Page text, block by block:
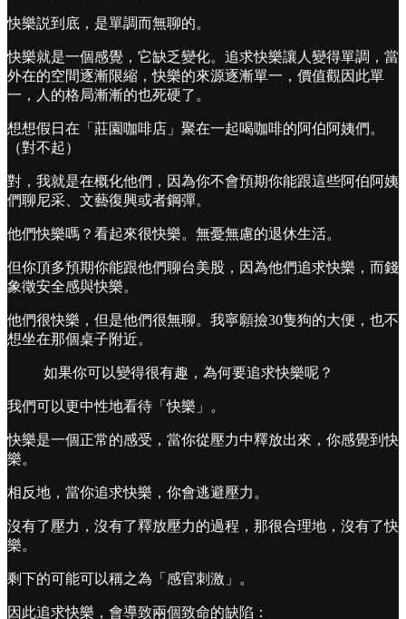
快樂説到底，是單調而無聊的。
快樂就是一個感覺，它缺乏變化。追求快樂讓人變得單調，當
外在的空間逐漸限縮，快樂的來源逐漸單一，價值觀因此單
一，人的格局漸漸的也死硬了。
想想假日在「莊園咖啡店」聚在一起喝咖啡的阿伯阿姨們。
（對不起）
對，我就是在概化他們，因為你不會預期你能跟這些阿伯阿姨
們聊尼采、文藝復興或者鋼彈。
他們快樂嗎？看起來很快樂。無憂無慮的退休生活。
但你頂多預期你能跟他們聊台美股，因為他們追求快樂，而錢
象徵安全感與快樂。
他們很快樂，但是他們很無聊。我寧願撿30隻狗的大便，也不
想坐在那個桌子附近。
如果你可以變得很有趣，為何要追求快樂呢？
我們可以更中性地看待「快樂」。
快樂是一個正常的感受，當你從壓力中釋放出來，你感覺到快
樂。
相反地，當你追求快樂，你會逃避壓力。
沒有了壓力，沒有了釋放壓力的過程，那很合理地，沒有了快
樂。
剩下的可能可以稱之為「感官刺激」。
因此追求快樂，會導致兩個致命的缺陷：